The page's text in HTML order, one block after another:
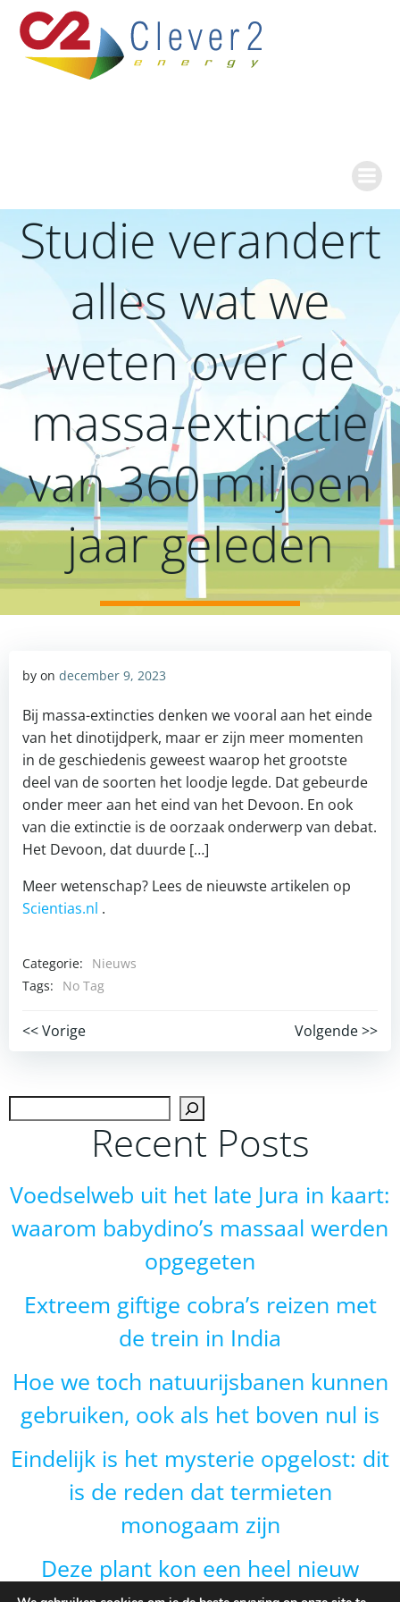
naar
de
inhoud
Studie verandert
alles wat we
weten over de
massa-extinctie
van 360 miljoen
jaar geleden
by on december 9, 2023
Bij massa-extincties denken we vooral aan het einde
van het dinotijdperk, maar er zijn meer momenten
in de geschiedenis geweest waarop het grootste
deel van de soorten het loodje legde. Dat gebeurde
onder meer aan het eind van het Devoon. En ook
van die extinctie is de oorzaak onderwerp van debat.
Het Devoon, dat duurde […]
Meer wetenschap? Lees de nieuwste artikelen op
Scientias.nl .
Categorie:
Nieuws
Tags:
No Tag
Post
navigation
<< Vorige
Post
navigation
Volgende >>
Recent Posts
Voedselweb uit het late Jura in kaart:
waarom babydino’s massaal werden
opgegeten
Extreem giftige cobra’s reizen met
de trein in India
Hoe we toch natuurijsbanen kunnen
gebruiken, ook als het boven nul is
Eindelijk is het mysterie opgelost: dit
is de reden dat termieten
monogaam zijn
Deze plant kon een heel nieuw